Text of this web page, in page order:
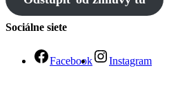
Sociálne siete
Facebook Instagram